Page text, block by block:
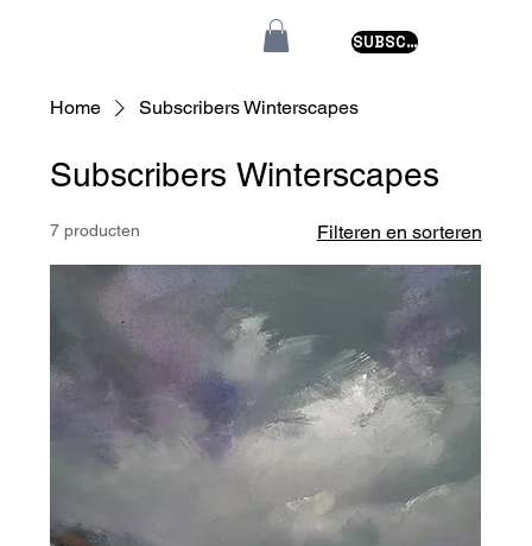
SUBSCRIBE
Home Subscribers Winterscapes
Subscribers Winterscapes
7 producten Filteren en sorteren